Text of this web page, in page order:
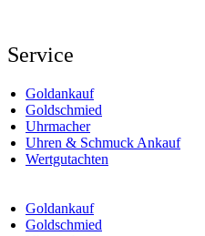
Service
Goldankauf
Goldschmied
Uhrmacher
Uhren & Schmuck Ankauf
Wertgutachten
Goldankauf
Goldschmied